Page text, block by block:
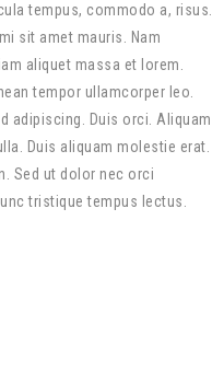
tempus, commodo a, risus.
sit amet mauris. Nam
aliquet massa et lorem.
tempor ullamcorper leo.
adipiscing. Duis orci. Aliquam
Duis aliquam molestie erat.
Sed ut dolor nec orci
tristique tempus lectus.